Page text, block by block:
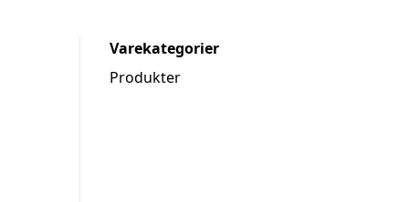
Varekategorier
Produkter